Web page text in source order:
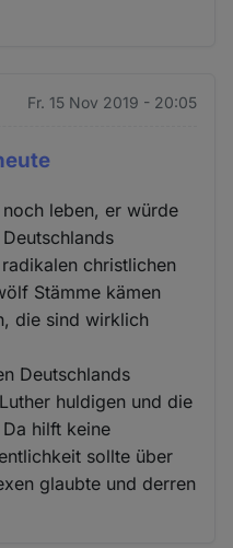
Fr. 15 Nov 2019 - 20:05
leben, er würde
christlichen
Stämme kämen
die sind wirklich
Deutschlands
huldigen und die
hilft keine
sollte über
glaubte und derren